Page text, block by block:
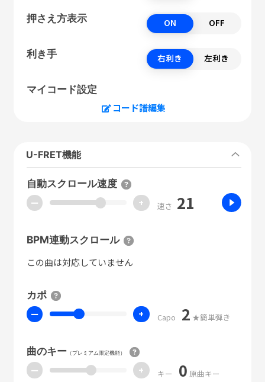
押さえ方表示 ON OFF
利き手 右利き 左利き
マイコード設定
コード譜編集
U-FRET機能
自動スクロール速度
ー + 速さ 21
BPM連動スクロール
この曲は対応していません
カポ
ー + Capo 2 ★簡単弾き
曲のキー（プレミアム限定機能）
ー + キー 0 原曲キー